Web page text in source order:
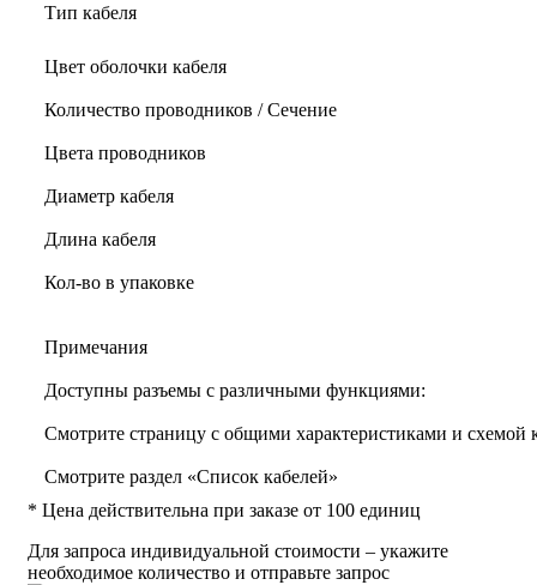
Тип кабеля
Цвет оболочки кабеля
Количество проводников / Сечение
Цвета проводников
Диаметр кабеля
Длина кабеля
Кол-во в упаковке
Примечания
Доступны разъемы с различными функциями:
Смотрите страницу с общими характеристиками и схемой
Смотрите раздел «Список кабелей»
* Цена действительна при заказе от 100 единиц
Для запроса индивидуальной стоимости – укажите
необходимое количество и отправьте запрос